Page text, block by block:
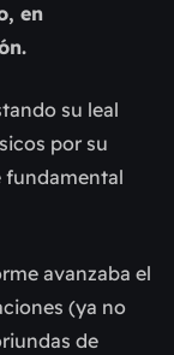
en
su leal
por su
fundamental
avanzaba el
(ya no
de